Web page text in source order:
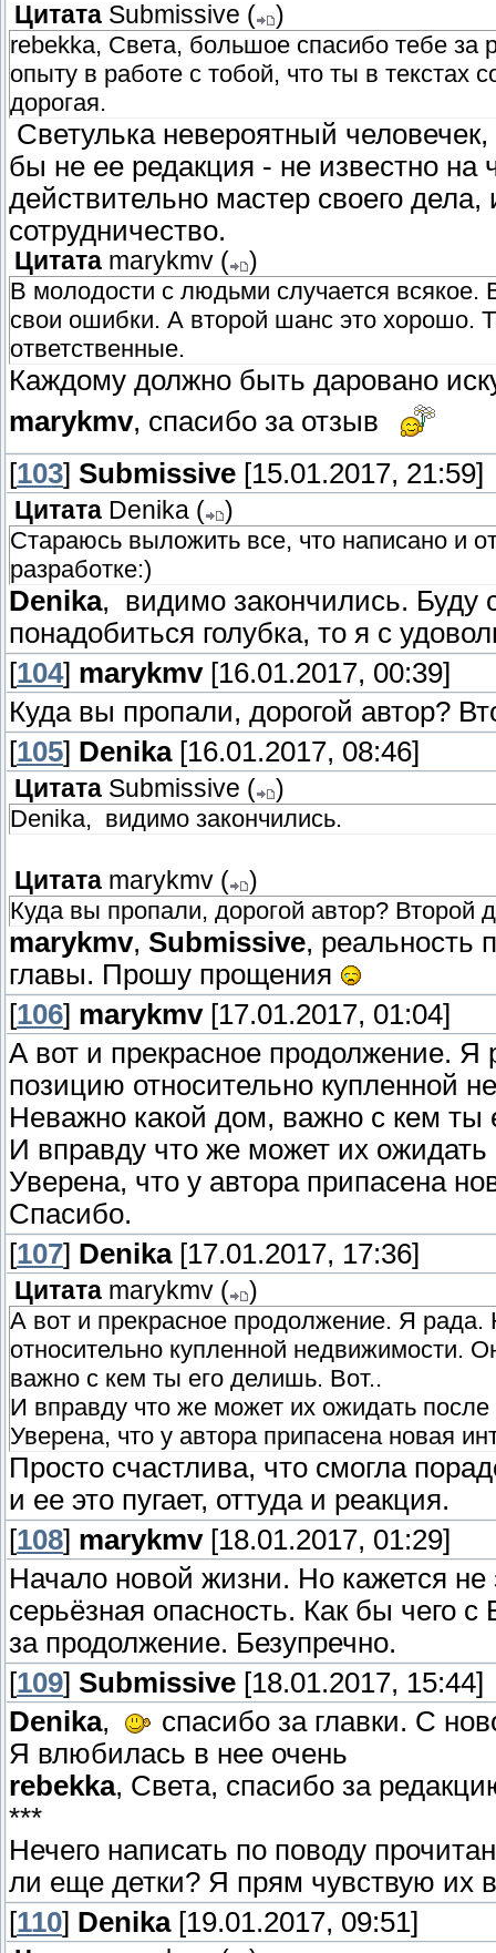
Цитата Submissive (
)
rebekka, Света, большое спасибо тебе
опыту в работе с тобой, что ты в
дорогая.
Светулька невероятный
бы не ее редакция - не известно
действительно мастер своего дела,
сотрудничество.
Цитата marykmv (
)
В молодости с людьми случается
свои ошибки. А второй шанс это хорошо.
ответственные.
Каждому должно быть даровано
marykmv, спасибо за отзыв
[103] Submissive [15.01.2017, 21:59]
Цитата Denika (
)
Стараюсь выложить все, что написано и
разработке:)
Denika, видимо закончились. Буду
понадобиться голубка, то я с
[104] marykmv[16.01.2017, 00:39]
Куда вы пропали, дорогой автор?
[105] Denika[16.01.2017, 08:46]
Цитата Submissive (
)
Denika, видимо закончились.
Цитата marykmv (
)
Куда вы пропали, дорогой автор? Второй
marykmv, Submissive, реальность
главы. Прошу прощения
[106] marykmv[17.01.2017, 01:04]
А вот и прекрасное продолжение.
позицию относительно купленной
Неважно какой дом, важно с кем ты
И вправду что же может их ожидать
Уверена, что у автора припасена
Спасибо.
[107] Denika[17.01.2017, 17:36]
Цитата marykmv (
)
А вот и прекрасное продолжение. Я
относительно купленной недвижимости.
важно с кем ты его делишь. Вот..
И вправду что же может их ожидать после
Уверена, что у автора припасена новая
Просто счастлива, что смогла
и ее это пугает, оттуда и реакция.
[108] marykmv[18.01.2017, 01:29]
Начало новой жизни. Но кажется
серьёзная опасность. Как бы чего
за продолжение. Безупречно.
[109] Submissive [18.01.2017, 15:44]
Denika,
спасибо за главки. С
Я влюбилась в нее очень
rebekka, Света, спасибо за
***
Нечего написать по поводу
ли еще детки? Я прям чувствую их
[110] Denika[19.01.2017, 09:51]